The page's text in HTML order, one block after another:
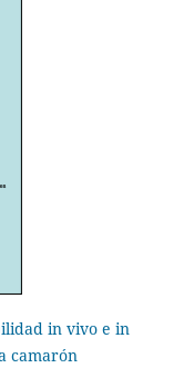
in vivo e in
camarón